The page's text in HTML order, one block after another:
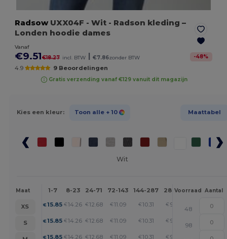
RadsowUXX04F - Wit - Radson kleding –
Londen hoodie dames
Vanaf
€9.51€18.27 incl. BTW | €7.86zonder BTW -48%
4.9 9 Beoordelingen
Gratis verzending vanaf €129 vanuit dit magazijn
Kies een kleur: Toon alle + 10 Maattabel
Wit
Maat 1-7 8-23 24-71 72-143 144-287 288 + Meer
Voorraad Aantal
XS €15.85 € 14.26 € 12.68 € 11.09 € 10.31 € 9.51 +
48
S
€15.85 € 14.26 € 12.68 € 11.09 € 10.31 € 9.51 +
98
€15.85 € 14.26 € 12.68 € 11.09 € 10.31 € 9.51